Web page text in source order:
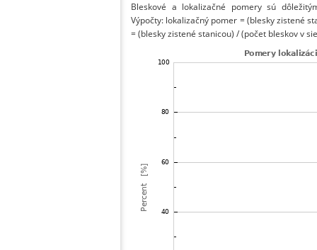
Bleskové a lokalizačné pomery sú
Výpočty: lokalizačný pomer = (blesky zistené
= (blesky zistené stanicou) / (počet bleskov v